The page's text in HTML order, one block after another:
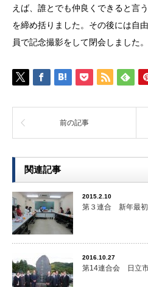
えば、誰とでも仲良くできると言
を締め括りました。その後には自
員で記念撮影をして閉会しました。
前の記事
関連記事
2015.2.10
第３連合 新年最
2016.10.27
第14連合会 日立